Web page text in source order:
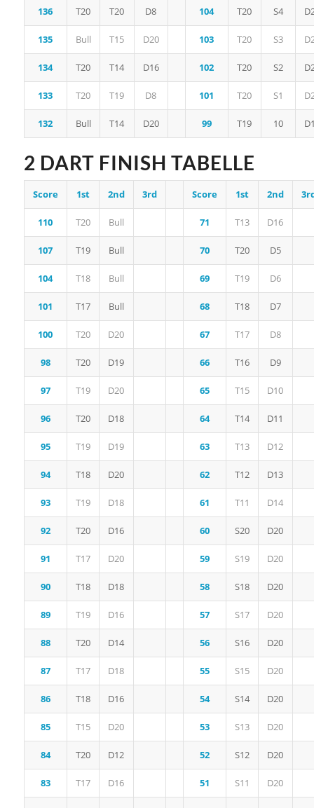
136 T20 T20 D8 104 T20 S4
135 Bull T15 D20 103 T20 S3
134 T20 T14 D16 102 T20 S2
133 T20 T19 D8 101 T20 S1
132 Bull T14 D20 99 T19 10
2 DART FINISH TABELLE
Score 1st 2nd 3rd Score 1st 2nd
110 T20 Bull 71 T13 D16
107 T19 Bull 70 T20 D5
104 T18 Bull 69 T19 D6
101 T17 Bull 68 T18 D7
100 T20 D20 67 T17 D8
98 T20 D19 66 T16 D9
97 T19 D20 65 T15 D10
96 T20 D18 64 T14 D11
95 T19 D19 63 T13 D12
94 T18 D20 62 T12 D13
93 T19 D18 61 T11 D14
92 T20 D16 60 S20 D20
91 T17 D20 59 S19 D20
90 T18 D18 58 S18 D20
89 T19 D16 57 S17 D20
88 T20 D14 56 S16 D20
87 T17 D18 55 S15 D20
86 T18 D16 54 S14 D20
85 T15 D20 53 S13 D20
84 T20 D12 52 S12 D20
83 T17 D16 51 S11 D20